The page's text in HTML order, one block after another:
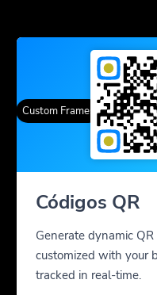
Custom Frames Cor
Códigos QR
Generate dynamic
customized with your
tracked in real-time.